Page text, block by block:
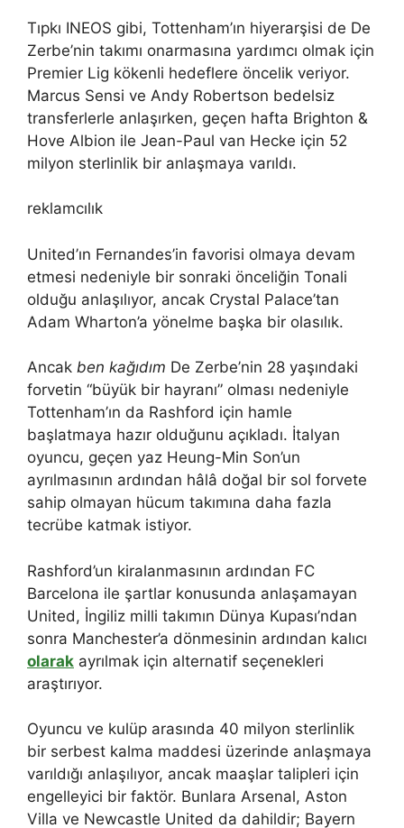
Tıpkı INEOS gibi, Tottenham’ın hiyerarşisi de De
Zerbe’nin takımı onarmasına yardımcı olmak için
Premier Lig kökenli hedeflere öncelik veriyor.
Marcus Sensi ve Andy Robertson bedelsiz
transferlerle anlaşırken, geçen hafta Brighton &
Hove Albion ile Jean-Paul van Hecke için 52
milyon sterlinlik bir anlaşmaya varıldı.
reklamcılık
United’ın Fernandes’in favorisi olmaya devam
etmesi nedeniyle bir sonraki önceliğin Tonali
olduğu anlaşılıyor, ancak Crystal Palace’tan
Adam Wharton’a yönelme başka bir olasılık.
Ancak ben kağıdım De Zerbe’nin 28 yaşındaki
forvetin “büyük bir hayranı” olması nedeniyle
Tottenham’ın da Rashford için hamle
başlatmaya hazır olduğunu açıkladı. İtalyan
oyuncu, geçen yaz Heung-Min Son’un
ayrılmasının ardından hâlâ doğal bir sol forvete
sahip olmayan hücum takımına daha fazla
tecrübe katmak istiyor.
Rashford’un kiralanmasının ardından FC
Barcelona ile şartlar konusunda anlaşamayan
United, İngiliz milli takımın Dünya Kupası’ndan
sonra Manchester’a dönmesinin ardından kalıcı
olarak ayrılmak için alternatif seçenekleri
araştırıyor.
Oyuncu ve kulüp arasında 40 milyon sterlinlik
bir serbest kalma maddesi üzerinde anlaşmaya
varıldığı anlaşılıyor, ancak maaşlar talipleri için
engelleyici bir faktör. Bunlara Arsenal, Aston
Villa ve Newcastle United da dahildir; Bayern